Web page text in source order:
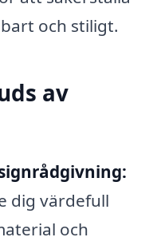
och stiligt.
av
dig värdefull
och